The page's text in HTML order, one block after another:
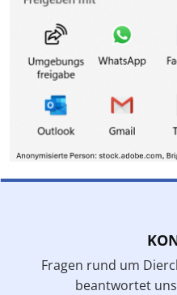
Fragen rund um
beantwortet